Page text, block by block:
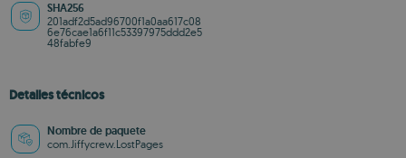
SHA256
201adf2d5ad96700f1a0aa617c08
6e76cae1a6f11c53397975ddd2e5
48fabfe9
Detalles técnicos
Nombre de paquete
com.Jiffycrew.LostPages